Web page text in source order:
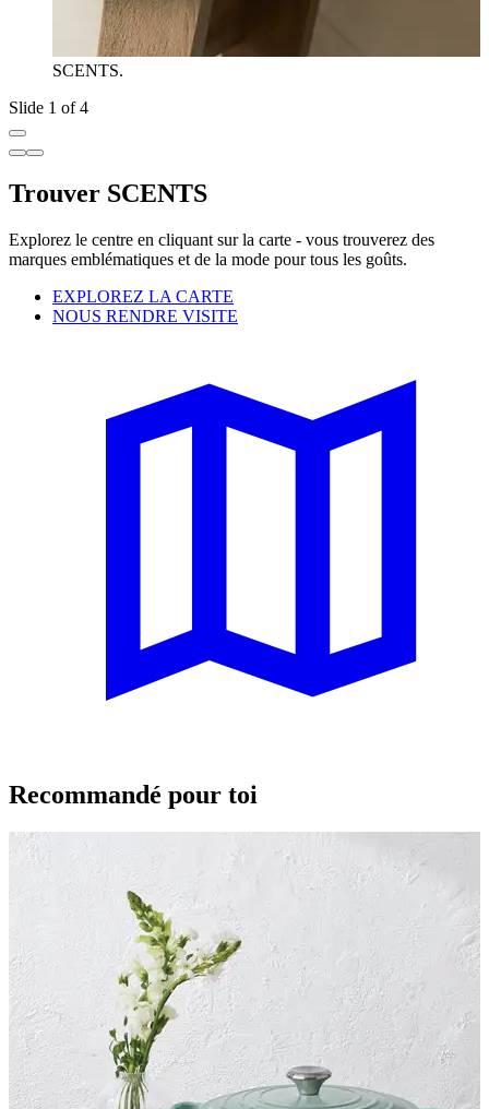
SCENTS.
Slide 1 of 4
Trouver SCENTS
Explorez le centre en cliquant sur la carte - vous trouverez des
marques emblématiques et de la mode pour tous les goûts.
EXPLOREZ LA CARTE
NOUS RENDRE VISITE
Recommandé pour toi